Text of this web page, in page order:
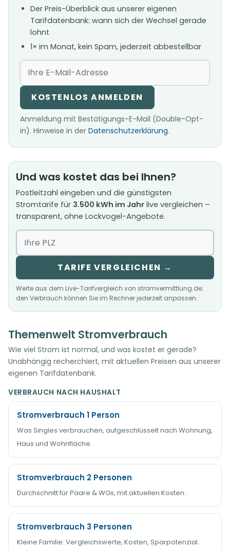
Der Preis-Überblick aus unserer eigenen
Tarifdatenbank: wann sich der Wechsel gerade
lohnt
1× im Monat, kein Spam, jederzeit abbestellbar
KOSTENLOS ANMELDEN
Anmeldung mit Bestätigungs-E-Mail (Double-Opt-
in). Hinweise in der Datenschutzerklärung.
Und was kostet das bei Ihnen?
Postleitzahl eingeben und die günstigsten
Stromtarife für 3.500 kWh im Jahr live vergleichen –
transparent, ohne Lockvogel-Angebote.
TARIFE VERGLEICHEN →
Werte aus dem Live-Tarifvergleich von stromvermittlung.de;
den Verbrauch können Sie im Rechner jederzeit anpassen.
Themenwelt Stromverbrauch
Wie viel Strom ist normal, und was kostet er gerade?
Unabhängig recherchiert, mit aktuellen Preisen aus unserer
eigenen Tarifdatenbank.
VERBRAUCH NACH HAUSHALT
Stromverbrauch 1 Person
Was Singles verbrauchen, aufgeschlüsselt nach Wohnung,
Haus und Wohnfläche.
Stromverbrauch 2 Personen
Durchschnitt für Paare & WGs, mit aktuellen Kosten.
Stromverbrauch 3 Personen
Kleine Familie: Vergleichswerte, Kosten, Sparpotenzial.